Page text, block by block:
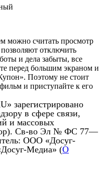
можно считать просмотр
отключить
и дела забыты, все
перед большим экраном и
Поэтому не стоит
и приступайте к его
зарегистрировано
в сфере связи,
и массовых
Св-во Эл № ФС 77—
ООО «Досуг-
Медиа» (О